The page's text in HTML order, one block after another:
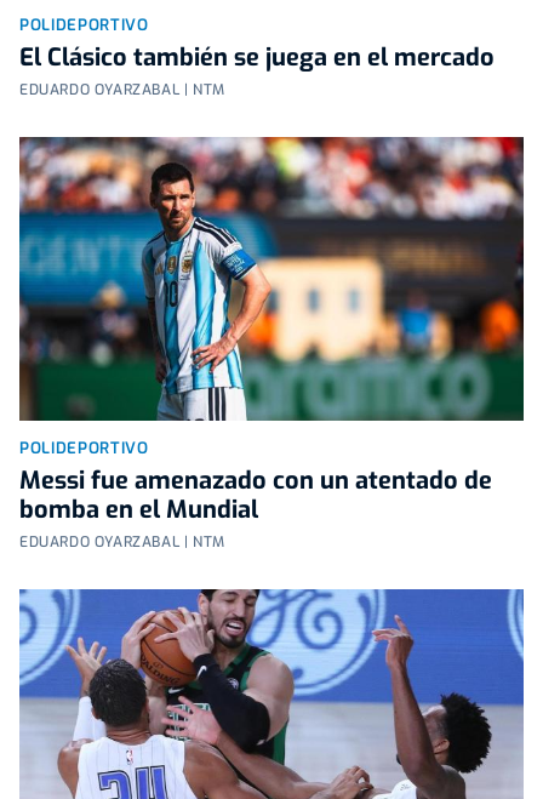
POLIDEPORTIVO
El Clásico también se juega en el mercado
EDUARDO OYARZABAL | NTM
POLIDEPORTIVO
Messi fue amenazado con un atentado de
bomba en el Mundial
EDUARDO OYARZABAL | NTM